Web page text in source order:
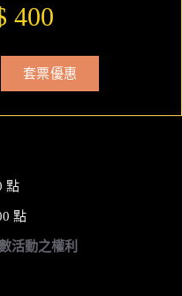
400
套票優惠
點
點
活動之權利